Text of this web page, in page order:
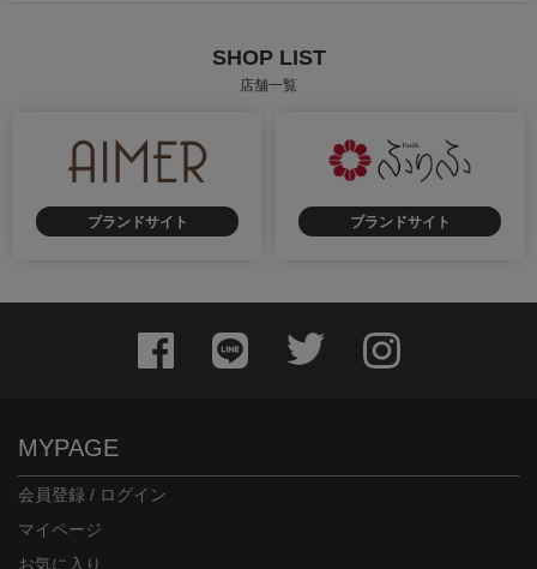
SHOP LIST
店舗一覧
ブランドサイト ブランドサイト
MYPAGE
会員登録 / ログイン
マイページ
お気に入り